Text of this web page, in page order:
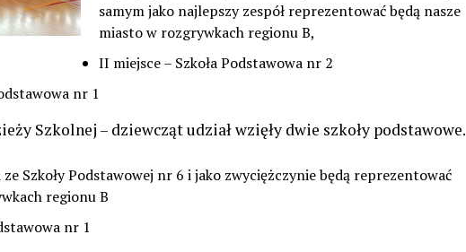
samym jako najlepszy zespół reprezentować będą nasze
miasto w rozgrywkach regionu B,
II miejsce – Szkoła Podstawowa nr 2
nr 1
Szkolnej – dziewcząt udział wzięły dwie szkoły podstawowe.
ze Szkoły Podstawowej nr 6 i jako zwyciężczynie będą reprezentować
regionu B
nr 1